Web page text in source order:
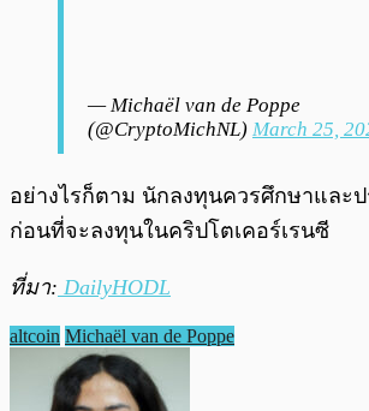
— Michaël van de Poppe
(@CryptoMichNL) March 25,
อย่างไรก็ตาม นักลงทุนควรศึกษาและป
ก่อนที่จะลงทุนในคริปโตเคอร์เรนซี
ที่มา: DailyHODL
altcoin Michaël van de Poppe